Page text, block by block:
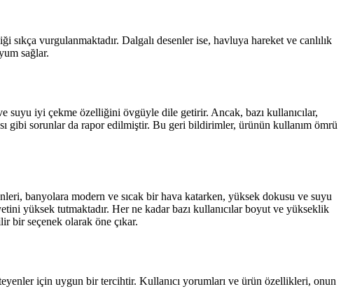
vurgulanmaktadır. Dalgalı desenler ise, havluya hareket ve canlılık
sağlar.
suyu iyi çekme özelliğini övgüyle dile getirir. Ancak, bazı kullanıcılar,
gibi sorunlar da rapor edilmiştir. Bu geri bildirimler, ürünün kullanım ömrü
banyolara modern ve sıcak bir hava katarken, yüksek dokusu ve suyu
yüksek tutmaktadır. Her ne kadar bazı kullanıcılar boyut ve yükseklik
bir seçenek olarak öne çıkar.
için uygun bir tercihtir. Kullanıcı yorumları ve ürün özellikleri, onun